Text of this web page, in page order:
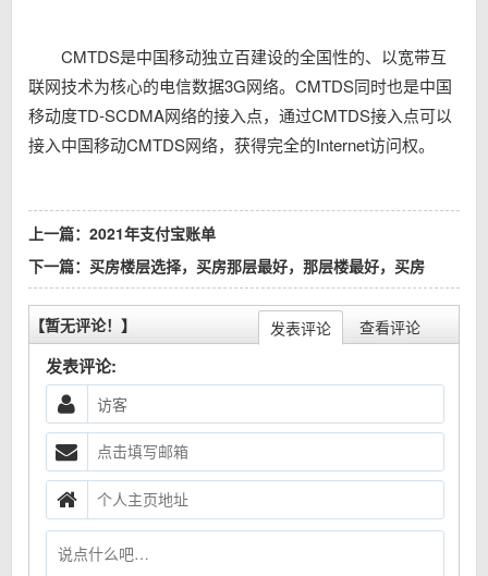
CMTDS是中国移动独立百建设的全国性的、以宽带互
联网技术为核心的电信数据3G网络。CMTDS同时也是中国
移动度TD-SCDMA网络的接入点，通过CMTDS接入点可以
接入中国移动CMTDS网络，获得完全的Internet访问权。
上一篇： 2021年支付宝账单
下一篇： 买房楼层选择，买房那层最好，那层楼最好，买房
发表评论 查看评论
【暂无评论！】
发表评论: